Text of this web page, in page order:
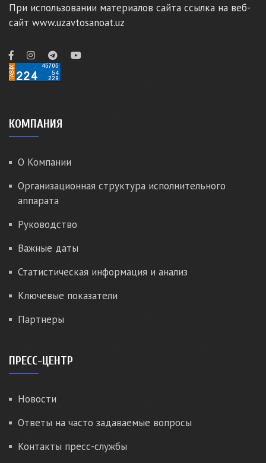
При использовании материалов сайта ссылка на веб-
сайт www.uzavtosanoat.uz
КОМПАНИЯ
О Компании
Организационная структура исполнительного
аппарата
Руководство
Важные даты
Статистическая информация и анализ
Ключевые показатели
Партнеры
ПРЕСС-ЦЕНТР
Новости
Ответы на часто задаваемые вопросы
Контакты пресс-службы